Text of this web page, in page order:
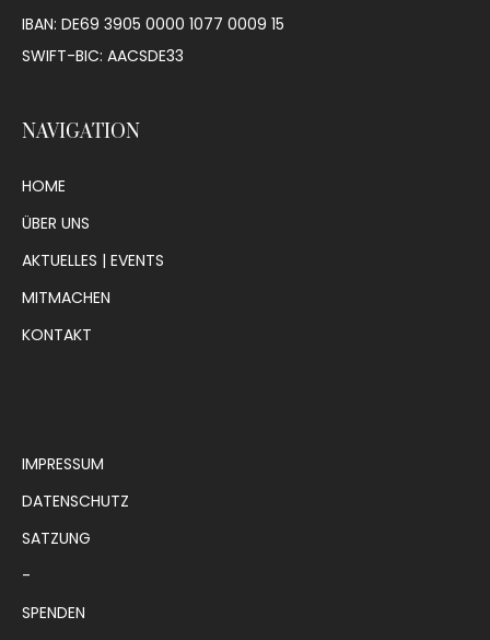
IBAN: DE69 3905 0000 1077 0009 15
SWIFT-BIC: AACSDE33
NAVIGATION
HOME
ÜBER UNS
AKTUELLES | EVENTS
MITMACHEN
KONTAKT
IMPRESSUM
DATENSCHUTZ
SATZUNG
-
SPENDEN